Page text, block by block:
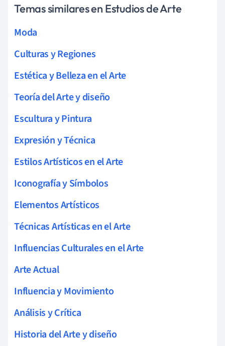
Temas similares en Estudios de Arte
Moda
Culturas y Regiones
Estética y Belleza en el Arte
Teoría del Arte y diseño
Escultura y Pintura
Expresión y Técnica
Estilos Artísticos en el Arte
Iconografía y Símbolos
Elementos Artísticos
Técnicas Artísticas en el Arte
Influencias Culturales en el Arte
Arte Actual
Influencia y Movimiento
Análisis y Crítica
Historia del Arte y diseño